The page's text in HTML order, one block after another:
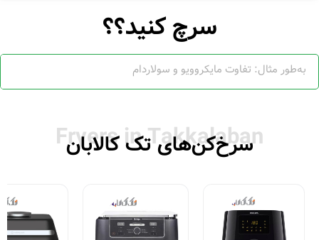
سرچ کنید؟؟
Fryers in Takkalaban
سرخ‌کن‌های تک کالابان
فروش ویژه فروش ویژه